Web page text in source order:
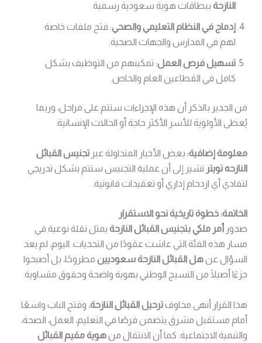
النازحةببطاقات هوية سعودية رسمية.
إدماج في النظام التعليمي والصحي: فتح ملفات خاصة
لهم في المدارس والجهات الصحية.
تسهيل فرص العمل: تمكينهم من التوظيف بشكل
كامل في القطاعين العام والخاص.
من الجدير بالذكر أن هذه الإجراءات ستتم على مراحل، وربما
يُعطى الأولوية للأسر الأكثر حاجة أو الحالات الإنسانية.
معلومة إضافية: بعض الأخبار المتداولة عبر تجنيس القبائل
النازحه تويتر تشير إلى أن عملية التجنيس ستتم بشكل تدريجي
لتفادي أي ازدحام إداري أو تعقيدات قانونية.
الخاتمة: خطوة تاريخية نحو الاستقرار
صدور أمر ملكي بتجنيس القبائل النازحةيمثل نقلة نوعية في
مسار هذه الفئة التي عاشت عقودًا من التحديات. اليوم، لم يعد
السؤال عنهل القبائل النازحة سعوديينمطروحًا، بل أصبحوا
جزءًا أصيلًا من النسيج الوطني بهوية واضحة وحقوق متساوية.
هذا القرار أنهى مخاوفترحيل القبائل النازحة، وفتح الباب واسعًا
أمام مستقبل مشرق يتضمن فرصًا في التعليم، العمل، الصحة،
والتنمية الاجتماعية. كما أن الانتقال منهوية مقيم القبائل